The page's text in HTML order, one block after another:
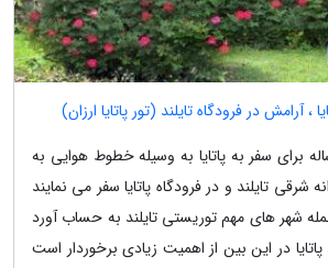
، آرامش در فرودگاه تایلند (تور پاتایا ارزان)
برای سفر به پاتایا به وسیله خطوط هوایی به
شرقی تایلند و در فرودگاه پاتایا سفر می نمایند
جمله شهر های مهم توریستی تایلند به حساب آورد
پاتایا در این بین از اهمیت زیادی برخوردار است